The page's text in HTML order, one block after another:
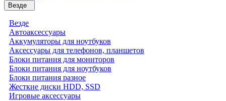
Везде
Везде
Автоаксессуары
Аккумуляторы для ноутбуков
Аксессуары для телефонов, планшетов
Блоки питания для мониторов
Блоки питания для ноутбуков
Блоки питания разное
Жесткие диски HDD, SSD
Игровые аксессуары